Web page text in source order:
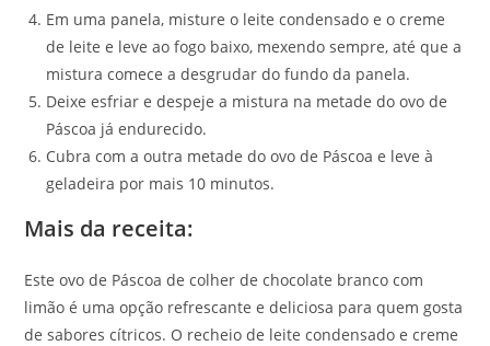
Em uma panela, misture o leite condensado e o creme
de leite e leve ao fogo baixo, mexendo sempre, até que a
mistura comece a desgrudar do fundo da panela.
Deixe esfriar e despeje a mistura na metade do ovo de
Páscoa já endurecido.
Cubra com a outra metade do ovo de Páscoa e leve à
geladeira por mais 10 minutos.
Mais da receita:
Este ovo de Páscoa de colher de chocolate branco com
limão é uma opção refrescante e deliciosa para quem gosta
de sabores cítricos. O recheio de leite condensado e creme